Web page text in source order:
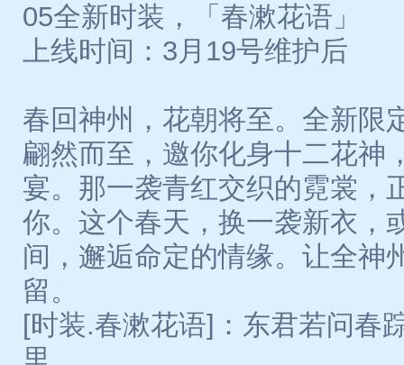
05全新时装，「春漱花语」
上线时间：3月19号维护后
春回神州，花朝将至。全新限
翩然而至，邀你化身十二花神
宴。那一袭青红交织的霓裳，
你。这个春天，换一袭新衣，
间，邂逅命定的情缘。让全神
留。
[时装.春漱花语]：东君若问春